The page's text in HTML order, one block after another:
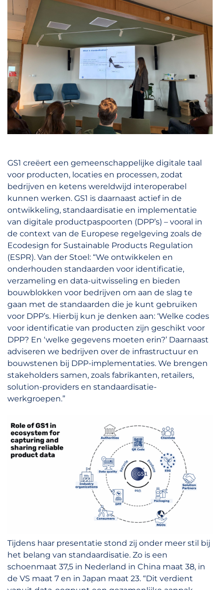
GS1 creëert een gemeenschappelijke digitale taal
voor producten, locaties en processen, zodat
bedrijven en ketens wereldwijd interoperabel
kunnen werken. GS1 is daarnaast actief in de
ontwikkeling, standaardisatie en implementatie
van digitale productpaspoorten (DPP’s) – vooral in
de context van de Europese regelgeving zoals de
Ecodesign for Sustainable Products Regulation
(ESPR). Van der Stoel: “We ontwikkelen en
onderhouden standaarden voor identificatie,
verzameling en data-uitwisseling en bieden
bouwblokken voor bedrijven om aan de slag te
gaan met de standaarden die je kunt gebruiken
voor DPP’s. Hierbij kun je denken aan: ‘Welke codes
voor identificatie van producten zijn geschikt voor
DPP? En ‘welke gegevens moeten erin?’ Daarnaast
adviseren we bedrijven over de infrastructuur en
bouwstenen bij DPP-implementaties. We brengen
stakeholders samen, zoals fabrikanten, retailers,
solution-providers en standaardisatie-
werkgroepen.”
Tijdens haar presentatie stond zij onder meer stil bij
het belang van standaardisatie. Zo is een
schoenmaat 37,5 in Nederland in China maat 38, in
de VS maat 7 en in Japan maat 23. “Dit verdient